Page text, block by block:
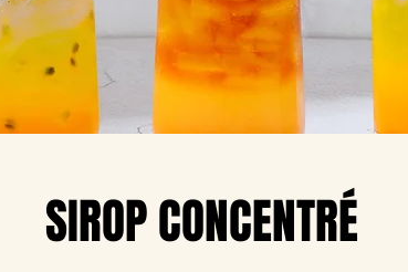
SIROP CONCENTRÉ